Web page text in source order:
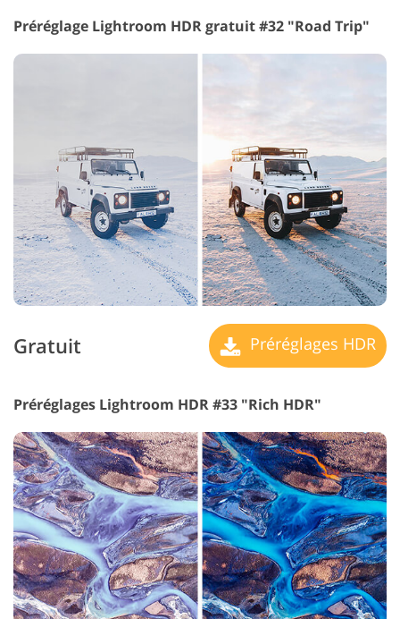
Préréglage Lightroom HDR gratuit #32 "Road Trip"
Gratuit Préréglages HDR
Préréglages Lightroom HDR #33 "Rich HDR"